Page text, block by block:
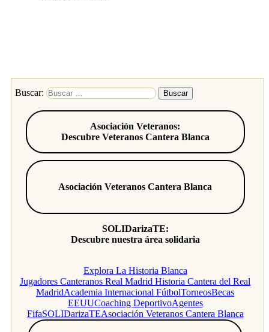
Buscar:
Asociación Veteranos:
Descubre Veteranos Cantera Blanca
Asociación Veteranos Cantera Blanca
SOLIDarizaTE:
Descubre nuestra área solidaria
Explora La Historia Blanca
Jugadores Canteranos Real Madrid Historia Cantera del Real
MadridAcademia Internacional FútbolTorneosBecas
EEUUCoaching DeportivoAgentes
FifaSOLIDarizaTEAsociación Veteranos Cantera Blanca